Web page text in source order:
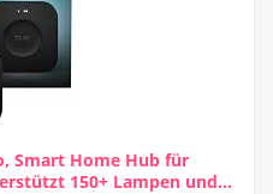
Smart Home Hub für
150+ Lampen und...